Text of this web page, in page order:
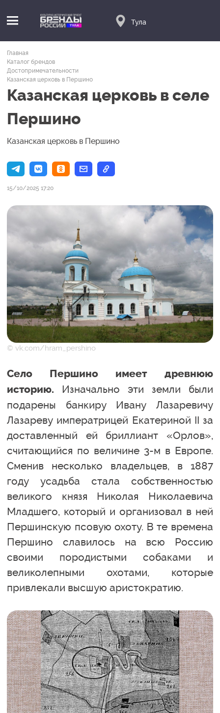
Тула
Главная
Каталог брендов
Достопримечательности
Казанская церковь в Першино
Казанская церковь в селе
Першино
Казанская церковь в Першино
15/10/2025 17:20
© vk.com/hram_pershino
Село Першино имеет древнюю
историю. Изначально эти земли были
подарены банкиру Ивану Лазаревичу
Лазареву императрицей Екатериной II за
доставленный ей бриллиант «Орлов»,
считающийся по величине 3-м в Европе.
Сменив несколько владельцев, в 1887
году усадьба стала собственностью
великого князя Николая Николаевича
Младшего, который и организовал в ней
Першинскую псовую охоту. В те времена
Першино славилось на всю Россию
своими породистыми собаками и
великолепными охотами, которые
привлекали высшую аристократию.